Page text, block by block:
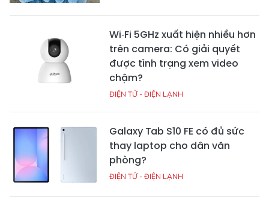
Wi‑Fi 5GHz xuất hiện nhiều hơn
trên camera: Có giải quyết
được tình trạng xem video
chậm?
ĐIỆN TỬ - ĐIỆN LẠNH
Galaxy Tab S10 FE có đủ sức
thay laptop cho dân văn
phòng?
ĐIỆN TỬ - ĐIỆN LẠNH